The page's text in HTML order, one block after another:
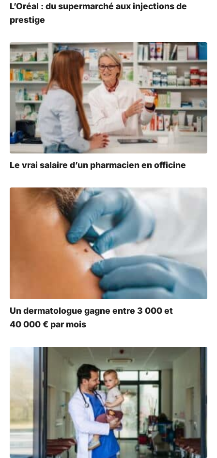
L’Oréal : du supermarché aux injections de
prestige
Le vrai salaire d’un pharmacien en officine
Un dermatologue gagne entre 3 000 et
40 000 € par mois